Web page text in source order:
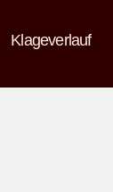
Klageverlauf